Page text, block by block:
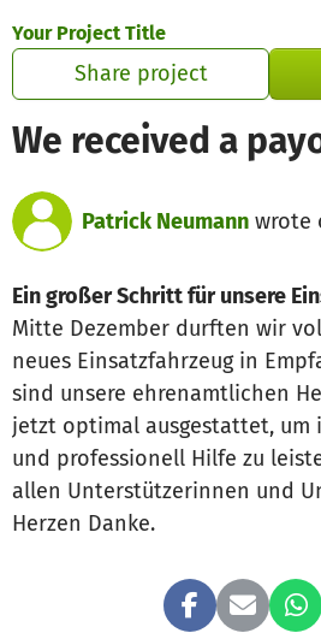
Your Project Title
Share project
We received a
Patrick Neumann wrote
Ein großer Schritt für unsere
Mitte Dezember durften wir
neues Einsatzfahrzeug in
sind unsere ehrenamtlichen
jetzt optimal ausgestattet, um
und professionell Hilfe zu
allen Unterstützerinnen und
Herzen Danke.